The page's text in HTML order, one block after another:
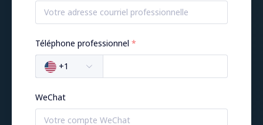
Téléphone professionnel
+1
WeChat